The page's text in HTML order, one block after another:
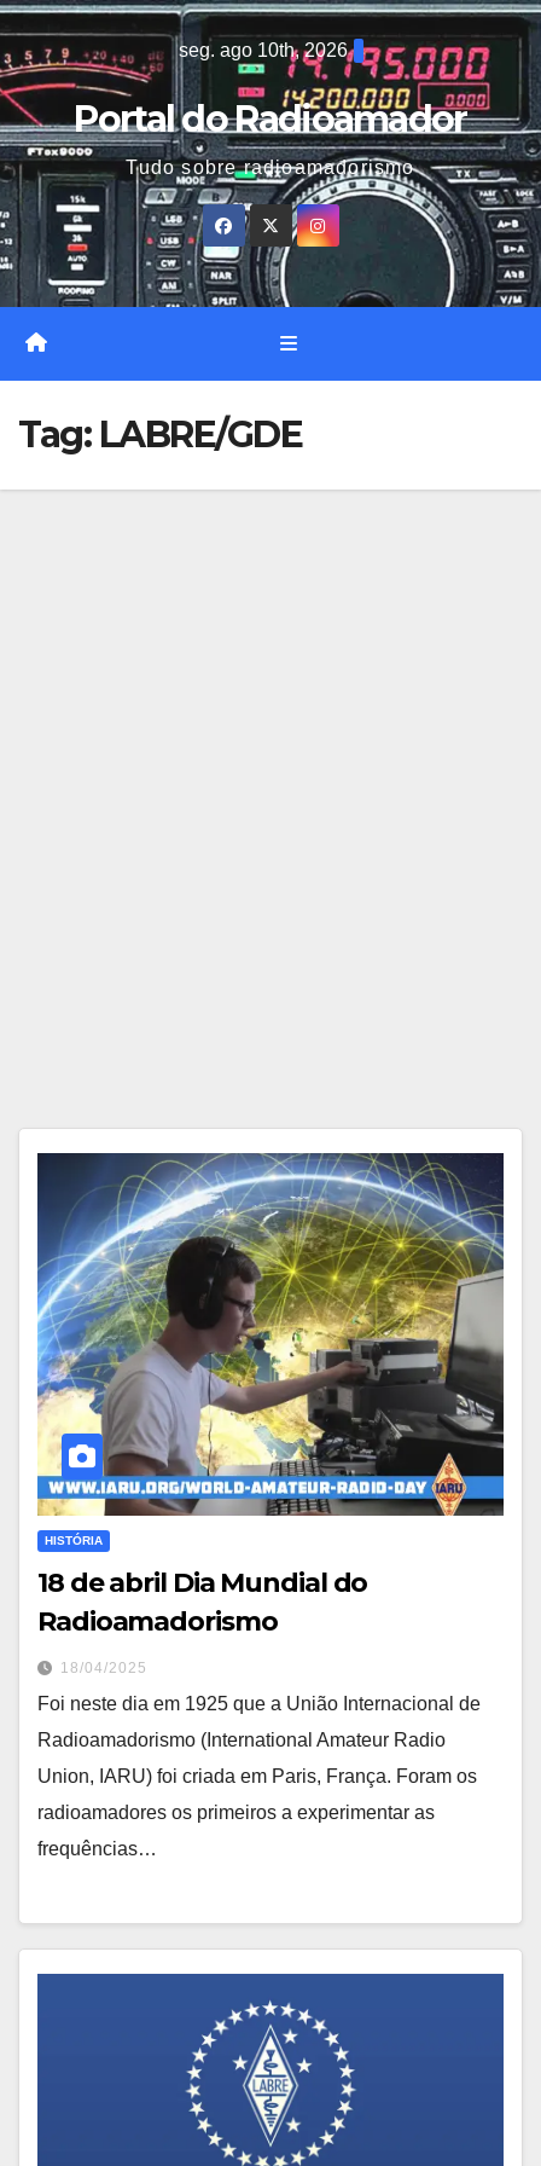
Skip
to
content
seg. ago 10th, 2026
Portal do Radioamador
Tudo sobre radioamadorismo
Tag: LABRE/GDE
HISTÓRIA
18 de abril Dia Mundial do
Radioamadorismo
18/04/2025
Foi neste dia em 1925 que a União Internacional de
Radioamadorismo (International Amateur Radio
Union, IARU) foi criada em Paris, França. Foram os
radioamadores os primeiros a experimentar as
frequências…